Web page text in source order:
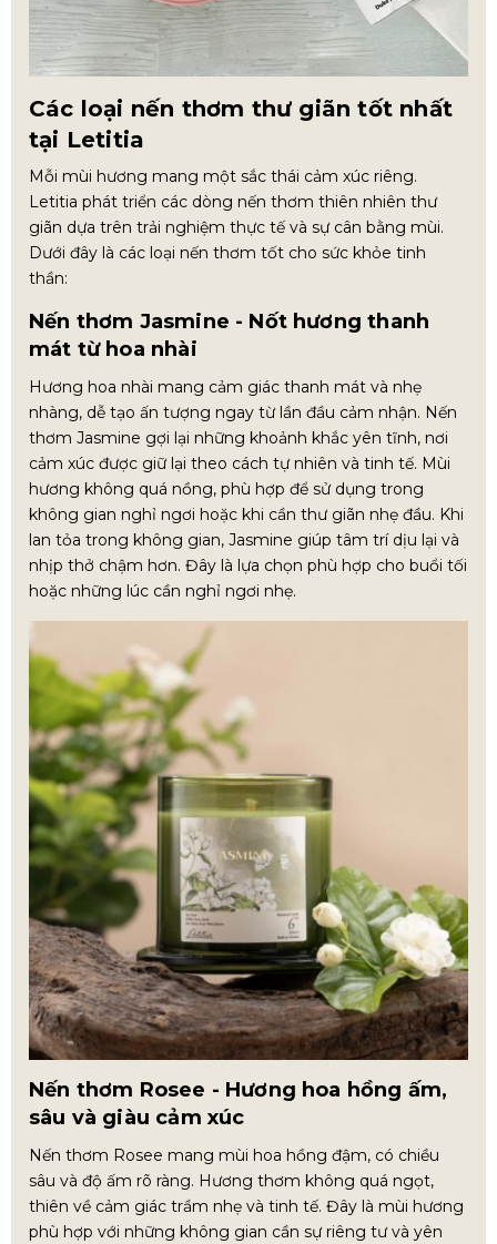
Các loại nến thơm thư giãn tốt nhất
tại Letitia
Mỗi mùi hương mang một sắc thái cảm xúc riêng.
Letitia phát triển các dòng nến thơm thiên nhiên thư
giãn dựa trên trải nghiệm thực tế và sự cân bằng mùi.
Dưới đây là các loại nến thơm tốt cho sức khỏe tinh
thần:
Nến thơm Jasmine - Nốt hương thanh
mát từ hoa nhài
Hương hoa nhài mang cảm giác thanh mát và nhẹ
nhàng, dễ tạo ấn tượng ngay từ lần đầu cảm nhận. Nến
thơm Jasmine gợi lại những khoảnh khắc yên tĩnh, nơi
cảm xúc được giữ lại theo cách tự nhiên và tinh tế. Mùi
hương không quá nồng, phù hợp để sử dụng trong
không gian nghỉ ngơi hoặc khi cần thư giãn nhẹ đầu. Khi
lan tỏa trong không gian, Jasmine giúp tâm trí dịu lại và
nhịp thở chậm hơn. Đây là lựa chọn phù hợp cho buổi tối
hoặc những lúc cần nghỉ ngơi nhẹ.
Nến thơm Rosee - Hương hoa hồng ấm,
sâu và giàu cảm xúc
Nến thơm Rosee mang mùi hoa hồng đậm, có chiều
sâu và độ ấm rõ ràng. Hương thơm không quá ngọt,
thiên về cảm giác trầm nhẹ và tinh tế. Đây là mùi hương
phù hợp với những không gian cần sự riêng tư và yên